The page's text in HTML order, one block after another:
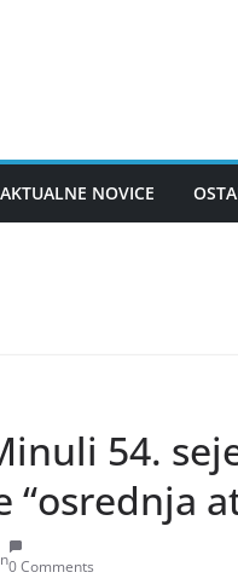
AKTUALNE NOVICE
54.
“osrednja
0 Comments